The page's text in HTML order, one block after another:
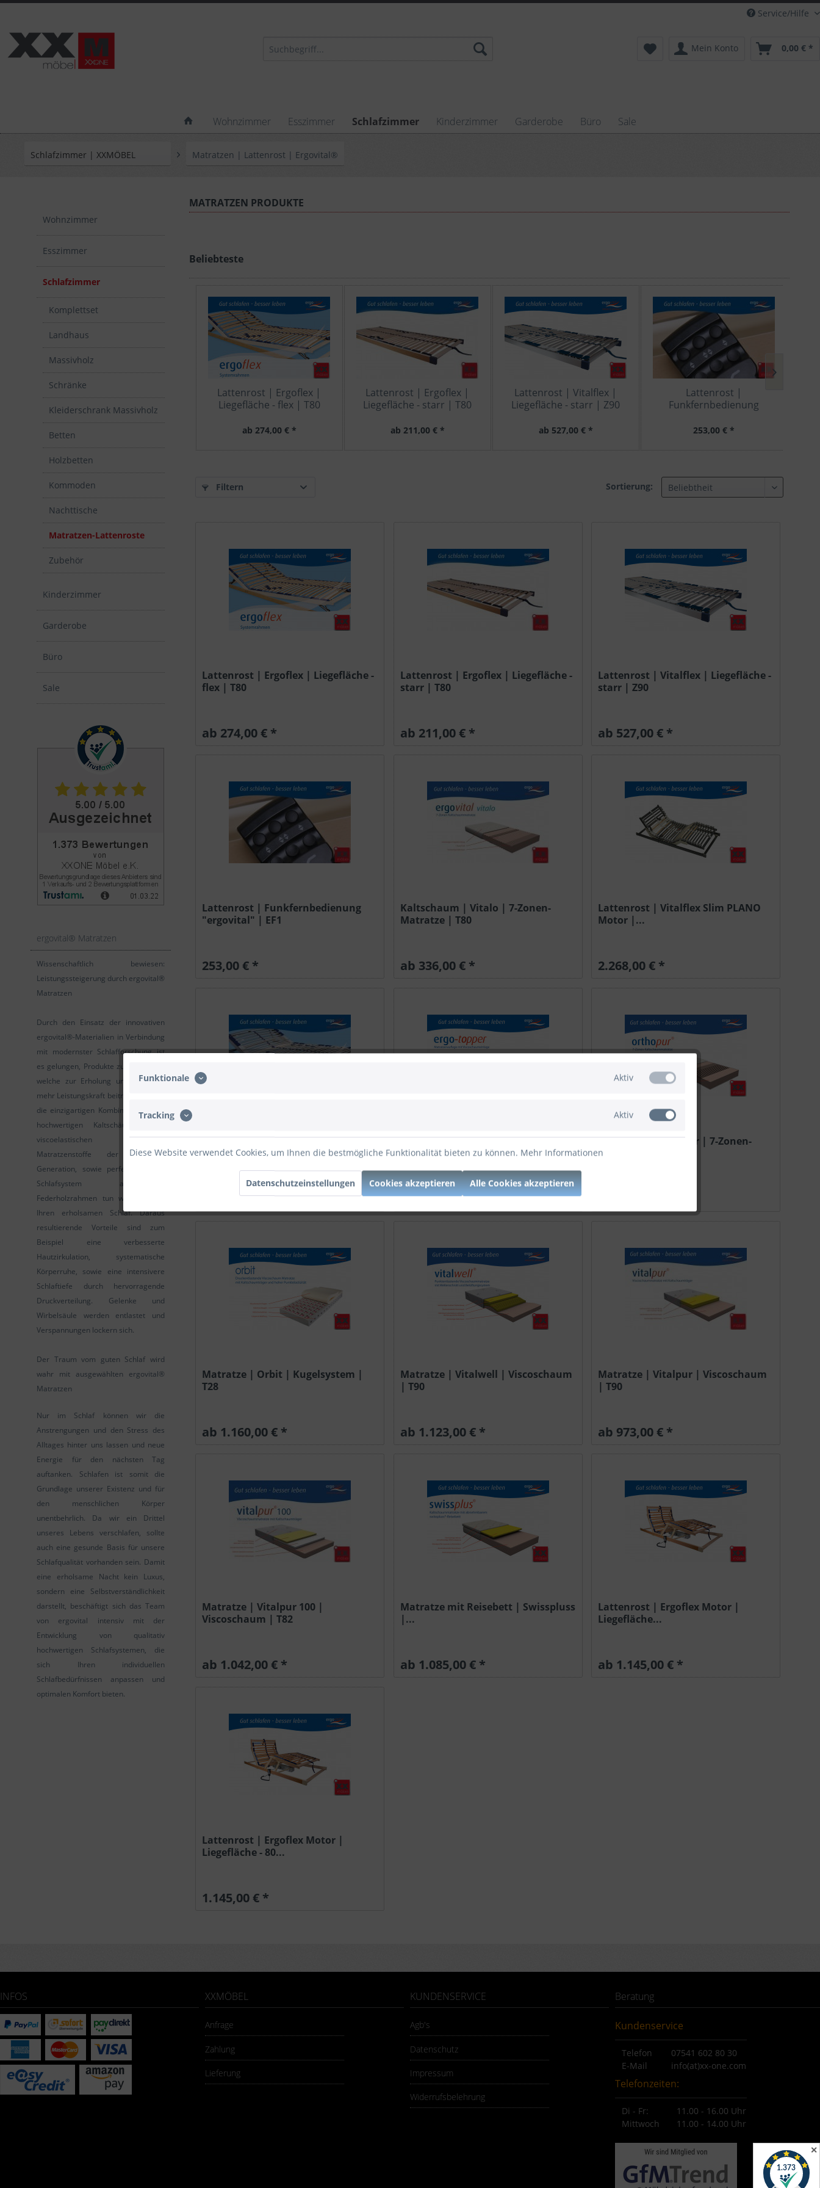
Service/Hilfe
Mein Konto 0,00 € *
Wohnzimmer Esszimmer Schlafzimmer Kinderzimmer Garderobe Büro Sale
Schlafzimmer | XXMÖBEL Matratzen | Lattenrost | Ergovital®
Wohnzimmer
Esszimmer
Schlafzimmer
Komplettset
Landhaus
Massivholz
Schränke
Kleiderschrank Massivholz
Betten
Holzbetten
Kommoden
Nachttische
Matratzen-Lattenroste
Zubehör
Kinderzimmer
Garderobe
Büro
Sale
ergovital® Matratzen
Wissenschaftlich bewiesen:
Leistungssteigerung durch ergovital®
Matratzen
Durch den Einsatz der innovativen
ergovital®-Materialien in Verbindung
mit modernster Schlafforschung ist
es gelungen, Produkte zu entwickeln,
welche zur Erholung und somit zu
mehr Leistungskraft beitragen. Durch
die einzigartigen Kombinationen von
hochwertigen Kaltschäumen und
viscoelastischen Schäumen,
Matratzenstoffe der neuesten
Generation, sowie perfekt auf das
Schlafsystem abgestimmte
Federholzrahmen tun wir alles für
Ihren erholsamen Schlaf. Daraus
resultierende Vorteile sind zum
Beispiel eine verbesserte
Hautzirkulation, systematische
Körperruhe, sowie eine intensivere
Schlaftiefe durch hervorragende
Druckverteilung. Gelenke und
Wirbelsäule werden entlastet und
Verspannungen lockern sich.
Der Traum vom guten Schlaf wird
wahr mit ausgewählten ergovital®
Matratzen
Nur im Schlaf können wir die
Anstrengungen und den Stress des
Alltages hinter uns lassen und neue
Energie für den nächsten Tag
auftanken. Schlafen ist somit die
Grundlage unserer Existenz und für
den menschlichen Körper
unentbehrlich. Da wir ein Drittel
unseres Lebens verschlafen, sollte
auch eine gesunde Basis für unsere
Schlafqualität vorhanden sein. Damit
eine erholsame Nacht kein Luxus,
sondern eine Selbstverständlichkeit
darstellt, beschäftigt sich das Team
von ergovital intensiv mit der
Entwicklung von qualitativ
hochwertigen Schlafsystemen, die
sich Ihren individuellen
Schlafbedürfnissen anpassen und
optimalen Komfort bieten.
MATRATZEN PRODUKTE
Beliebteste
Lattenrost | Ergoflex |
Liegefläche - flex | T80
ab 274,00 € *
Lattenrost | Ergoflex |
Liegefläche - starr | T80
ab 211,00 € *
Lattenrost | Vitalflex |
Liegefläche - starr | Z90
ab 527,00 € *
Lattenrost |
Funkfernbedienung
253,00 € *
Filtern Sortierung:
Lattenrost | Ergoflex | Liegefläche -
flex | T80
ab 274,00 € *
Lattenrost | Ergoflex | Liegefläche -
starr | T80
ab 211,00 € *
Lattenrost | Vitalflex | Liegefläche -
starr | Z90
ab 527,00 € *
Lattenrost | Funkfernbedienung
"ergovital" | EF1
253,00 € *
Kaltschaum | Vitalo | 7-Zonen-
Matratze | T80
ab 336,00 € *
Lattenrost | Vitalflex Slim PLANO
Motor |...
2.268,00 € *
Lattenrost | Vitalflex | Liegefläche -
flex | F80
ab 624,00 € *
Topper | ergo-topper | Matratzen |
T04
ab 370,00 € *
Matratze | Orthopur | 7-Zonen-
Kern | T90
Matratze | Orbit | Kugelsystem |
T28
ab 1.160,00 € *
Matratze | Vitalwell | Viscoschaum
| T90
ab 1.123,00 € *
Matratze | Vitalpur | Viscoschaum
| T90
ab 973,00 € *
Matratze | Vitalpur 100 |
Viscoschaum | T82
ab 1.042,00 € *
Matratze mit Reisebett | Swisspluss
|...
ab 1.085,00 € *
Lattenrost | Ergoflex Motor |
Liegefläche...
ab 1.145,00 € *
Lattenrost | Ergoflex Motor |
Liegefläche - 80...
1.145,00 € *
✕
INFOS XXMÖBEL
Anfrage
Zahlung
Lieferung
KUNDENSERVICE
Agb's
Datenschutz
Impressum
Widerrufsbelehrung
Beratung
Kundenservice
Telefon
07541 602 80 30
E-Mail
info(at)xx-one.com
Telefonzeiten:
Di - Fr:
11.00 - 16.00 Uhr
Mittwoch
11.00 - 14.00 Uhr
Funktionale Aktiv
Tracking Aktiv
Diese Website verwendet Cookies, um Ihnen die bestmögliche Funktionalität bieten zu können. Mehr Informationen
Datenschutzeinstellungen Cookies akzeptieren Alle Cookies akzeptieren